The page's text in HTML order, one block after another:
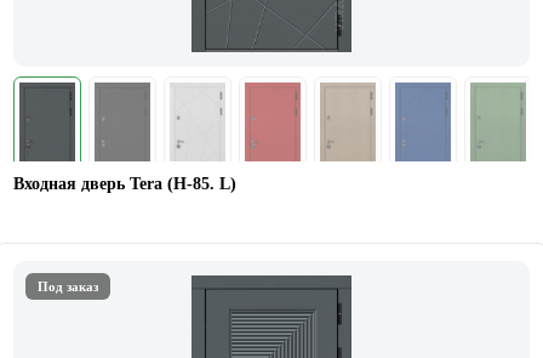
Входная дверь Tera (H-85. L)
Под заказ